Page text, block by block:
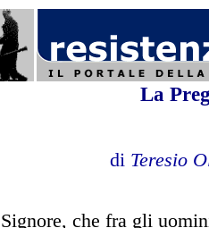
La
di Teresio
Signore, che fra gli